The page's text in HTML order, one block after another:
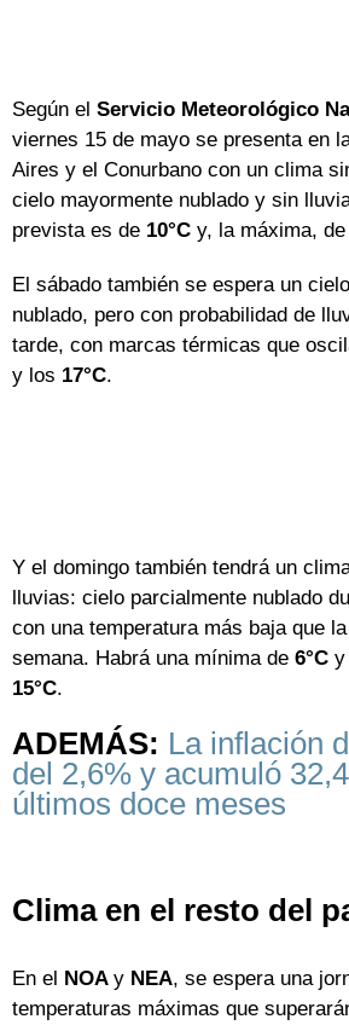
Según el Servicio Meteorológico
viernes 15 de mayo se presenta en
Aires y el Conurbano con un clima
cielo mayormente nublado y sin
prevista es de 10°C y, la máxima, de
El sábado también se espera un
nublado, pero con probabilidad de
tarde, con marcas térmicas que
y los 17°C.
Y el domingo también tendrá un
lluvias: cielo parcialmente nublado
con una temperatura más baja que
semana. Habrá una mínima de 6°C y
15°C.
ADEMÁS: La inflación
del 2,6% y acumuló
últimos doce meses
Clima en el resto del
En el NOA y NEA, se espera una
temperaturas máximas que